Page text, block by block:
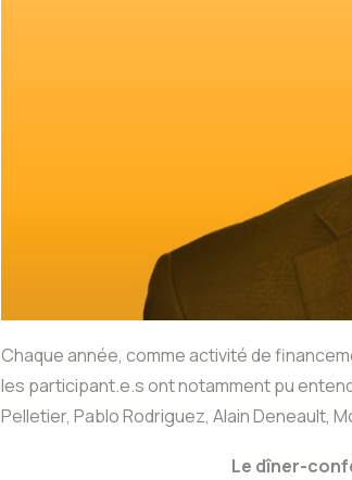
Chaque année, comme activité de
les participant.e.s ont notamment pu
Pelletier, Pablo Rodriguez, Alain Deneault,
Le dîner-